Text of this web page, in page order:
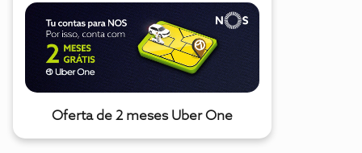
Oferta de 2 meses Uber One